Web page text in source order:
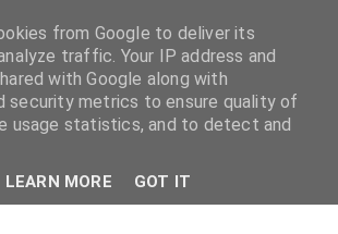
from Google to deliver its
traffic. Your IP address and
with Google along with
security metrics to ensure quality of
usage statistics, and to detect and
LEARN MORE GOT IT